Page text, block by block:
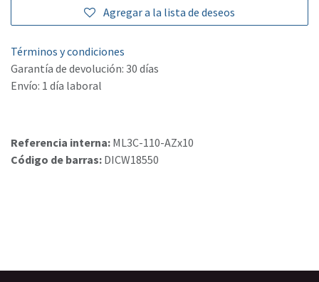
Agregar a la lista de deseos
Términos y condiciones
Garantía de devolución: 30 días
Envío: 1 día laboral
Referencia interna: ML3C-110-AZx10
Código de barras: DICW18550